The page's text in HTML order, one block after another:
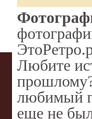
Любите
любимый
еще не